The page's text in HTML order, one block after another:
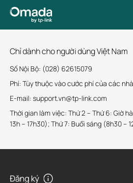
Chỉ dành cho người dùng Việt Nam
Số Nội Bộ: (028) 62615079
Phí: Tùy thuộc vào cước phí của các
E-mail: support.vn@tp-link.com
Thời gian làm việc: Thứ 2 – Thứ 6: Giờ
13h – 17h30); Thứ 7: Buổi sáng (8h30 –
Đăng ký